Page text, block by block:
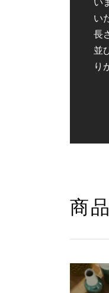
い
長
並
り
商